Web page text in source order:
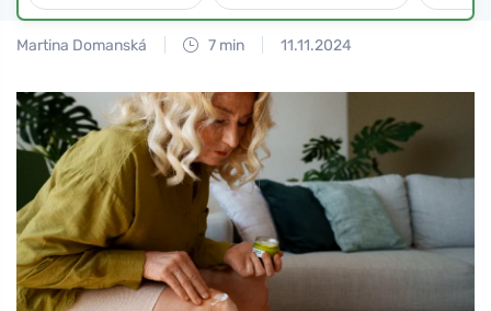
Martina Domanská 7 min 11.11.2024